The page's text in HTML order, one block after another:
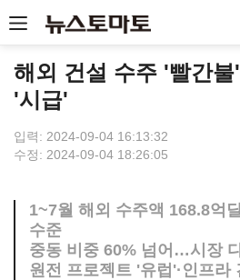
해외 건설 수주 '빨간
'시급'
입력: 2024-09-04 16:13:32
수정: 2024-09-04 18:26:05
1~7월 해외 수주액 168.8억
수준
중동 비중 60% 넘어…시장
원전 프로젝트 '유럽'·인프라